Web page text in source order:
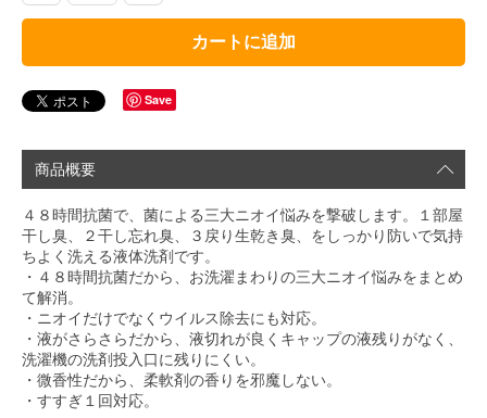
カートに追加
Save
商品概要
４８時間抗菌で、菌による三大ニオイ悩みを撃破します。１部屋
干し臭、２干し忘れ臭、３戻り生乾き臭、をしっかり防いで気持
ちよく洗える液体洗剤です。
・４８時間抗菌だから、お洗濯まわりの三大ニオイ悩みをまとめ
て解消。
・ニオイだけでなくウイルス除去にも対応。
・液がさらさらだから、液切れが良くキャップの液残りがなく、
洗濯機の洗剤投入口に残りにくい。
・微香性だから、柔軟剤の香りを邪魔しない。
・すすぎ１回対応。